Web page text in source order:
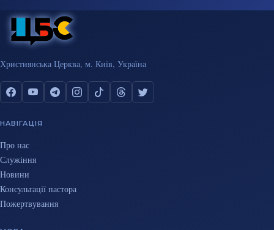
Християнська Церква, м. Київ, Україна
НАВІГАЦІЯ
Про нас
Служіння
Новини
Консультації пастора
Пожертвування